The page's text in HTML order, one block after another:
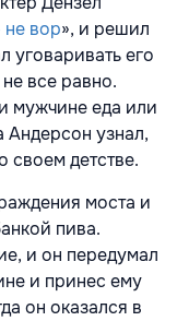
вор», и решил
уговаривать его
все равно.
мужчине еда или
Андерсон узнал,
своем детстве.
моста и
пива.
и он передумал
и принес ему
он оказался в